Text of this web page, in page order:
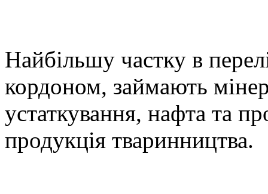
Найбільшу частку в
кордоном, займають
устаткування, нафта та
продукція тваринництва.